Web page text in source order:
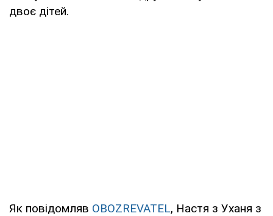
двоє дітей.
Як повідомляв OBOZREVATEL, Настя з Уханя з